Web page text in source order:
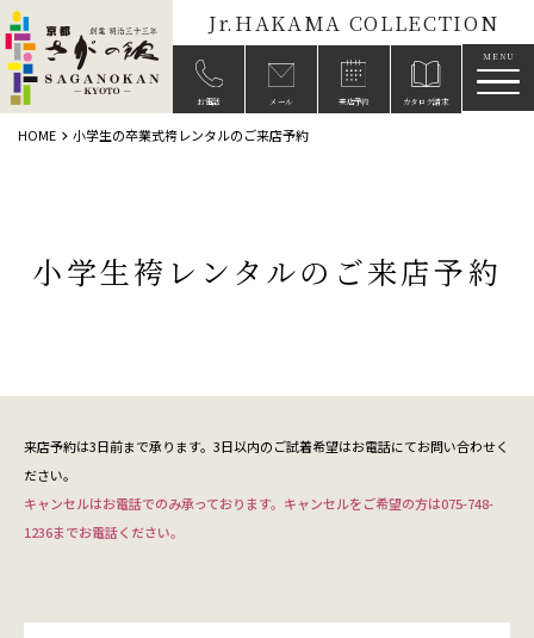
Jr.HAKAMA COLLECTION
お電話 メール 来店予約 カタログ請求
HOME 小学生の卒業式袴レンタルのご来店予約
小学生袴レンタルのご来店予約
来店予約は3日前まで承ります。3日以内のご試着希望はお電話にてお問い合わせく
ださい。
キャンセルはお電話でのみ承っております。キャンセルをご希望の方は075-748-
1236までお電話ください。
メニ